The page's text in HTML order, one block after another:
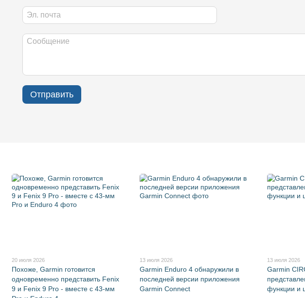
Отправить
20 июля 2026
Похоже, Garmin готовится
одновременно представить Fenix
9 и Fenix 9 Pro - вместе с 43-мм
13 июля 2026
Garmin Enduro 4 обнаружили в
последней версии приложения
Garmin Connect
13 июля 2026
Garmin
функции и